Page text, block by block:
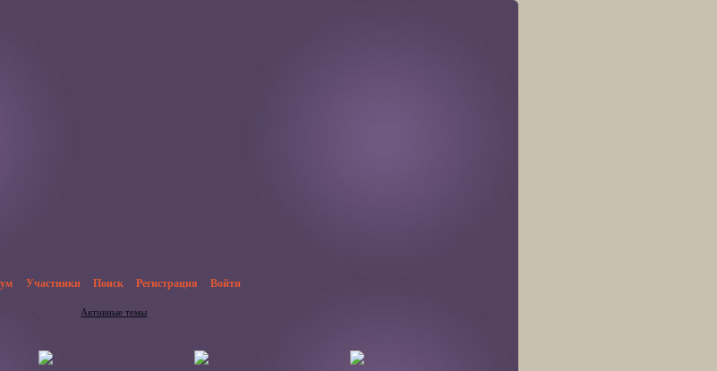
Участники Поиск Регистрация Войти
Активные темы